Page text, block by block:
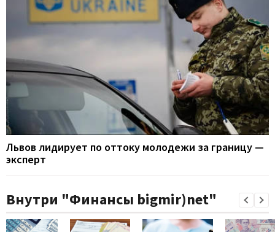
Львов лидирует по оттоку молодежи за границу —
эксперт
Внутри "Финансы bigmir)net"